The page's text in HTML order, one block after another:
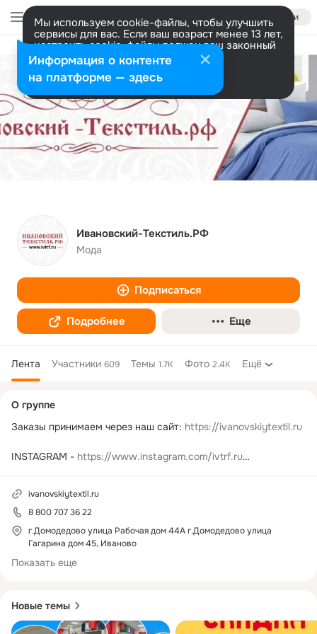
Войти
Мы используем cookie-файлы, чтобы улучшить
сервисы для вас. Если ваш возраст менее 13 лет,
настроить cookie-файлы должен ваш законный
представитель. Больше информации
Разрешить все Настроить
Ивановский-Текстиль.РФ
Мода
Подписаться
Подробнее Еще
Лента Участники 609 Темы 1.7K Фото 2.4K Ещё
Новые темы
колонка
О группе
Заказы принимаем через наш сайт: https://ivanovskiytextil.ru
INSTAGRAM - https://www.instagram.com/ivtrf.ru
Условия работы:
✔️Заказы принимаем от любой суммы и работаем по всей
России
✔️Оплата при получении и картой на сайте
✔️Курьерская доставка и до ПВЗ
✔️Стоимость доставки 199 рублей при заказе до 3 500
ivanovskiytextil.ru
8 800 707 36 22
г.Домодедово улица Рабочая дом 44А г.Домодедово улица
Гагарина дом 45, Иваново
Показать еще
Информация о контенте
на платформе — здесь